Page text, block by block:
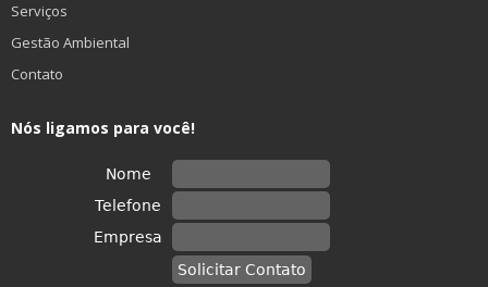
Serviços
Gestão Ambiental
Contato
Nós ligamos para você!